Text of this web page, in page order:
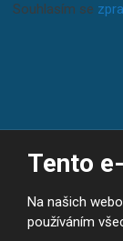
Tento
Na našich
používáním
Souhlasím se
© 2026, JP-SPORT.CZ
Prohlášení o přístupnosti
VYROBILA
B
R
Á